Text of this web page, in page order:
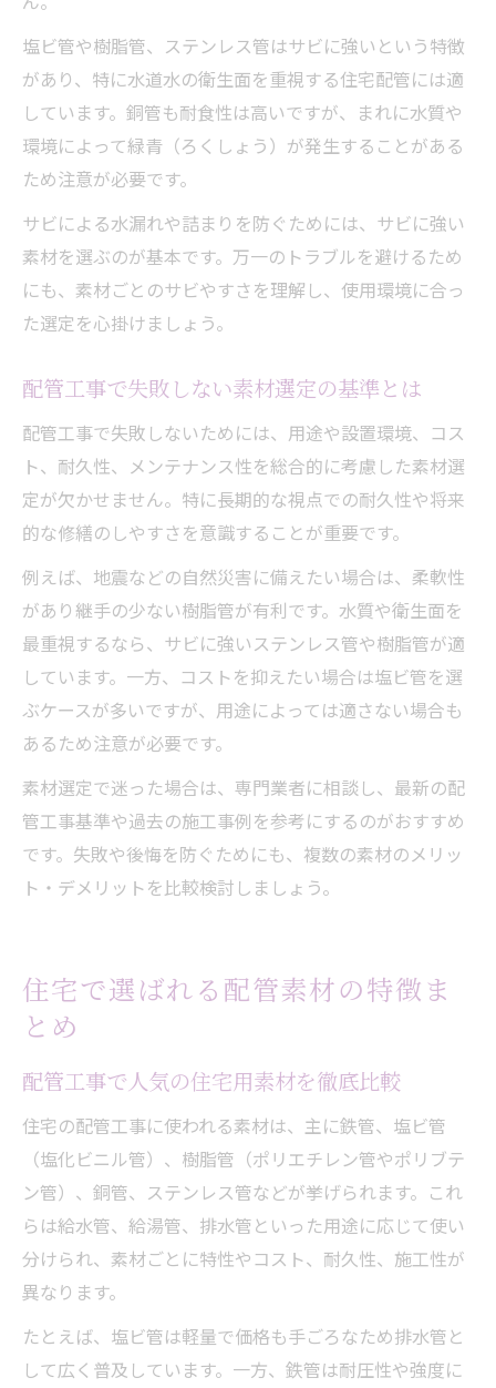
塩ビ管や樹脂管、ステンレス管はサビに強いという特徴
があり、特に水道水の衛生面を重視する住宅配管には適
しています。銅管も耐食性は高いですが、まれに水質や
環境によって緑青（ろくしょう）が発生することがある
ため注意が必要です。
サビによる水漏れや詰まりを防ぐためには、サビに強い
素材を選ぶのが基本です。万一のトラブルを避けるため
にも、素材ごとのサビやすさを理解し、使用環境に合っ
た選定を心掛けましょう。
配管工事で失敗しない素材選定の基準とは
配管工事で失敗しないためには、用途や設置環境、コス
ト、耐久性、メンテナンス性を総合的に考慮した素材選
定が欠かせません。特に長期的な視点での耐久性や将来
的な修繕のしやすさを意識することが重要です。
例えば、地震などの自然災害に備えたい場合は、柔軟性
があり継手の少ない樹脂管が有利です。水質や衛生面を
最重視するなら、サビに強いステンレス管や樹脂管が適
しています。一方、コストを抑えたい場合は塩ビ管を選
ぶケースが多いですが、用途によっては適さない場合も
あるため注意が必要です。
素材選定で迷った場合は、専門業者に相談し、最新の配
管工事基準や過去の施工事例を参考にするのがおすすめ
です。失敗や後悔を防ぐためにも、複数の素材のメリッ
ト・デメリットを比較検討しましょう。
住宅で選ばれる配管素材の特徴ま
とめ
配管工事で人気の住宅用素材を徹底比較
住宅の配管工事に使われる素材は、主に鉄管、塩ビ管
（塩化ビニル管）、樹脂管（ポリエチレン管やポリブテ
ン管）、銅管、ステンレス管などが挙げられます。これ
らは給水管、給湯管、排水管といった用途に応じて使い
分けられ、素材ごとに特性やコスト、耐久性、施工性が
異なります。
たとえば、塩ビ管は軽量で価格も手ごろなため排水管と
して広く普及しています。一方、鉄管は耐圧性や強度に